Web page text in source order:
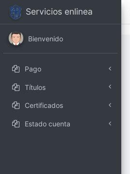
Servicios enlinea
Bienvenido
Pago
Títulos
Certificados
Estado cuenta